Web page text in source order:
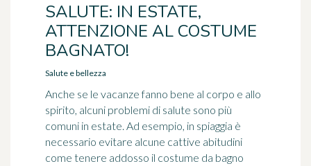
SALUTE: IN ESTATE,
ATTENZIONE AL COSTUME
BAGNATO!
Salute e bellezza
Anche se le vacanze fanno bene al corpo e allo
spirito, alcuni problemi di salute sono più
comuni in estate. Ad esempio, in spiaggia è
necessario evitare alcune cattive abitudini
come tenere addosso il costume da bagno